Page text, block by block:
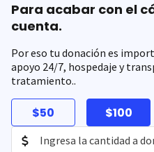
Para acabar con el
cuenta.
Por eso tu donación es
apoyo 24/7, hospedaje y
tratamiento..
$50 $100